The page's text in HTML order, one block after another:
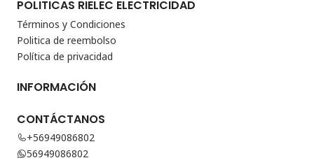
POLITICAS RIELEC ELECTRICIDAD
Términos y Condiciones
Politica de reembolso
Política de privacidad
INFORMACIÓN
CONTÁCTANOS
+56949086802
56949086802